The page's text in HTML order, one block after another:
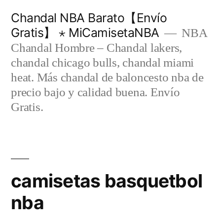
contenido
Chandal NBA Barato【Envío
Gratis】 ⋆ MiCamisetaNBA
NBA
Chandal Hombre – Chandal lakers,
chandal chicago bulls, chandal miami
heat. Más chandal de baloncesto nba de
precio bajo y calidad buena. Envío
Gratis.
camisetas basquetbol
nba